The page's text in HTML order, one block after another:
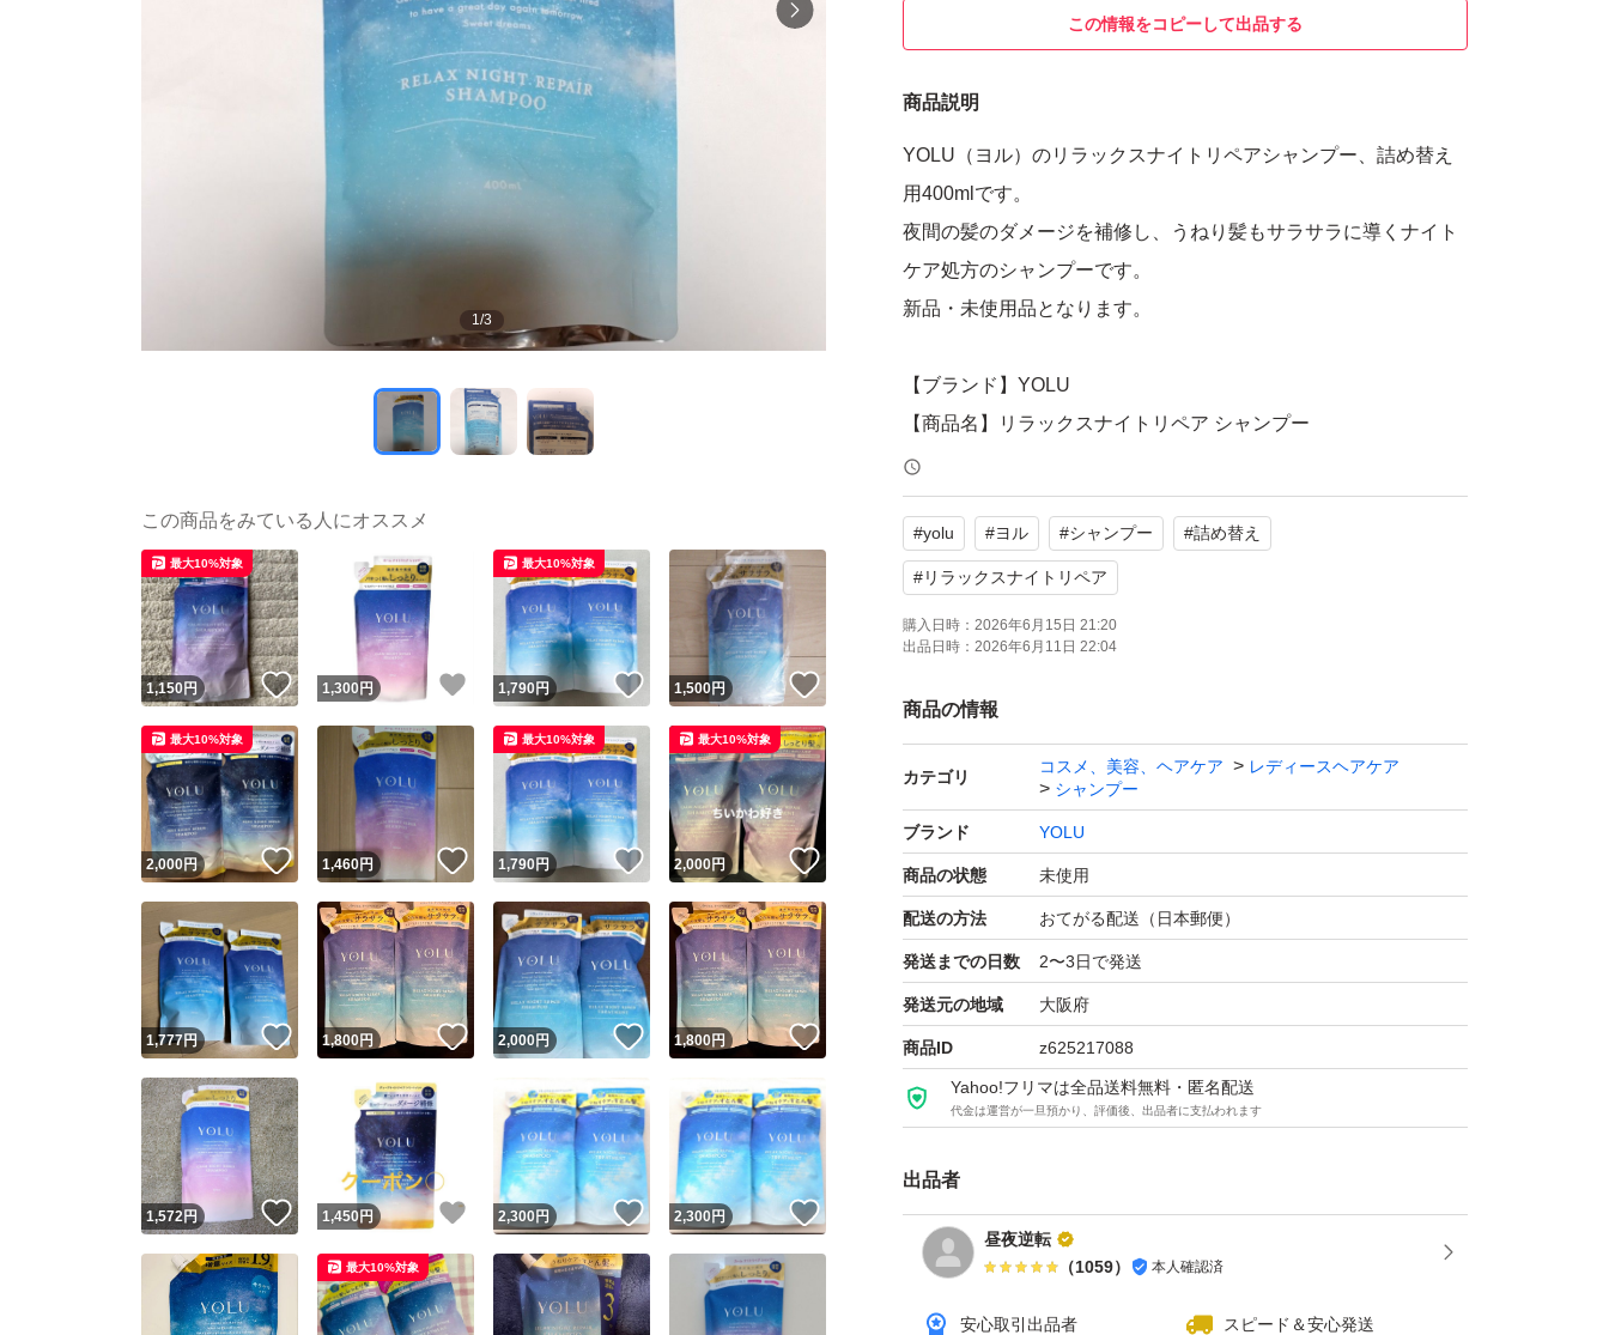
1/3
この情報をコピーして出品する
商品説明
YOLU（ヨル）のリラックスナイトリペアシャンプー、詰め替え
用400mlです。
夜間の髪のダメージを補修し、うねり髪もサラサラに導くナイト
ケア処方のシャンプーです。
新品・未使用品となります。
【ブランド】YOLU
【商品名】リラックスナイトリペア シャンプー
【容量】400ml
【状態】未使用
【特徴】詰め替え用、ナイトケア処方
よろしくお願いいたします。
#yolu #ヨル #シャンプー #詰め替え
#リラックスナイトリペア
購入日時： 2026年6月15日 21:20
出品日時： 2026年6月11日 22:04
商品の情報
カテゴリ
コスメ、美容、ヘアケア
レディースヘアケア
シャンプー
ブランド YOLU
商品の状態 未使用
配送の方法 おてがる配送（日本郵便）
発送までの日数 2〜3日で発送
発送元の地域 大阪府
商品ID z625217088
Yahoo!フリマは全品送料無料・匿名配送
代金は運営が一旦預かり、評価後、出品者に支払われます
出品者
昼夜逆転
（1059） 本人確認済
安心取引出品者
スピード＆安心発送
この商品をみている人にオススメ
1,150円 いいね！
最大10%対象
1,300円 いいね！
1,790円 いいね！
最大10%対象
1,500円
2,000円 いいね！
最大10%対象
1,460円 いいね！
1,790円 いいね！
最大10%対象
2,000円 いいね！
最大10%対象
1,777円 いいね！
1,800円 いいね！
2,000円 いいね！
1,800円
1,572円 いいね！
1,450円 いいね！
2,300円 いいね！
2,300円 いいね！
最大10%対象